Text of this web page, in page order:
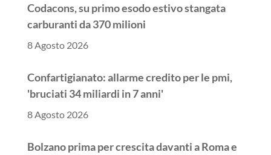
Codacons, su primo esodo estivo stangata
carburanti da 370 milioni
8 Agosto 2026
Confartigianato: allarme credito per le pmi,
'bruciati 34 miliardi in 7 anni'
8 Agosto 2026
Bolzano prima per crescita davanti a Roma e